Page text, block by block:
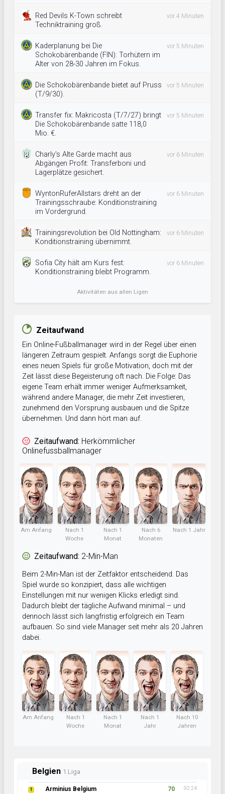
Red Devils K-Town schreibt
Techniktraining groß.
vor 4 Minuten
Kaderplanung bei Die
Schokobärenbande (FIN): Torhütern im
Alter von 28-30 Jahren im Fokus.
vor 5 Minuten
Die Schokobärenbande bietet auf Pruss
(T/9/30).
vor 5 Minuten
Transfer fix: Makricosta (T/7/27) bringt
Die Schokobärenbande satte 118,0
Mio. €.
vor 5 Minuten
Charly's Alte Garde macht aus
Abgängen Profit: Transferboni und
Lagerplätze gesichert.
vor 6 Minuten
WyntonRuferAllstars dreht an der
Trainingsschraube: Konditionstraining
im Vordergrund.
vor 6 Minuten
Trainingsrevolution bei Old Nottingham:
Konditionstraining übernimmt.
vor 6 Minuten
Sofia City hält am Kurs fest:
Konditionstraining bleibt Programm.
vor 6 Minuten
Aktivitäten aus allen Ligen
Zeitaufwand
Ein Online-Fußballmanager wird in der Regel über einen
längeren Zeitraum gespielt. Anfangs sorgt die Euphorie
eines neuen Spiels für große Motivation, doch mit der
Zeit lässt diese Begeisterung oft nach. Die Folge: Das
eigene Team erhält immer weniger Aufmerksamkeit,
während andere Manager, die mehr Zeit investieren,
zunehmend den Vorsprung ausbauen und die Spitze
übernehmen. Und dann hört man auf.
Zeitaufwand: Herkömmlicher
Onlinefussballmanager
Am Anfang
Nach 1
Woche
Nach 1
Monat
Nach 6
Monaten
Nach 1 Jahr
Zeitaufwand: 2-Min-Man
Beim 2-Min-Man ist der Zeitfaktor entscheidend. Das
Spiel wurde so konzipiert, dass alle wichtigen
Einstellungen mit nur wenigen Klicks erledigt sind.
Dadurch bleibt der tägliche Aufwand minimal – und
dennoch lässt sich langfristig erfolgreich ein Team
aufbauen. So sind viele Manager seit mehr als 20 Jahren
dabei.
Am Anfang
Nach 1
Woche
Nach 1
Monat
Nach 1
Jahr
Nach 10
Jahren
Belgien 1.Liga
1 Arminius Belgium 70 92:24